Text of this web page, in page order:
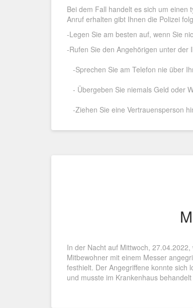
Bei dem Fall handelt es sich um einen
Anruf erhalten gibt Ihnen die Polizei
-Legen Sie am besten auf, wenn Sie
-Rufen Sie den Angehörigen unter der
-Sprechen Sie am Telefon nie über
- Übergeben Sie niemals Geld oder
-Ziehen Sie eine Vertrauensperson
In der Nacht auf Mittwoch,
Mitbewohner mit einem Messer
festhielt. Der Angegriffene konnte sich
und musste im Krankenhaus